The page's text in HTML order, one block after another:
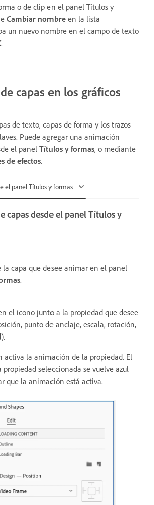
o de clip en el panel Títulos y
Cambiar nombre en la lista
un nuevo nombre en el campo de texto
.
capas en los gráficos
de texto, capas de forma y los trazos
Puede agregar una animación
el panel Títulos y formas, o mediante
de efectos.
el panel Títulos y formas
capas desde el panel Títulos y
la capa que desee animar en el panel
.
el icono junto a la propiedad que desee
punto de anclaje, escala, rotación,
activa la animación de la propiedad. El
propiedad seleccionada se vuelve azul
que la animación está activa.